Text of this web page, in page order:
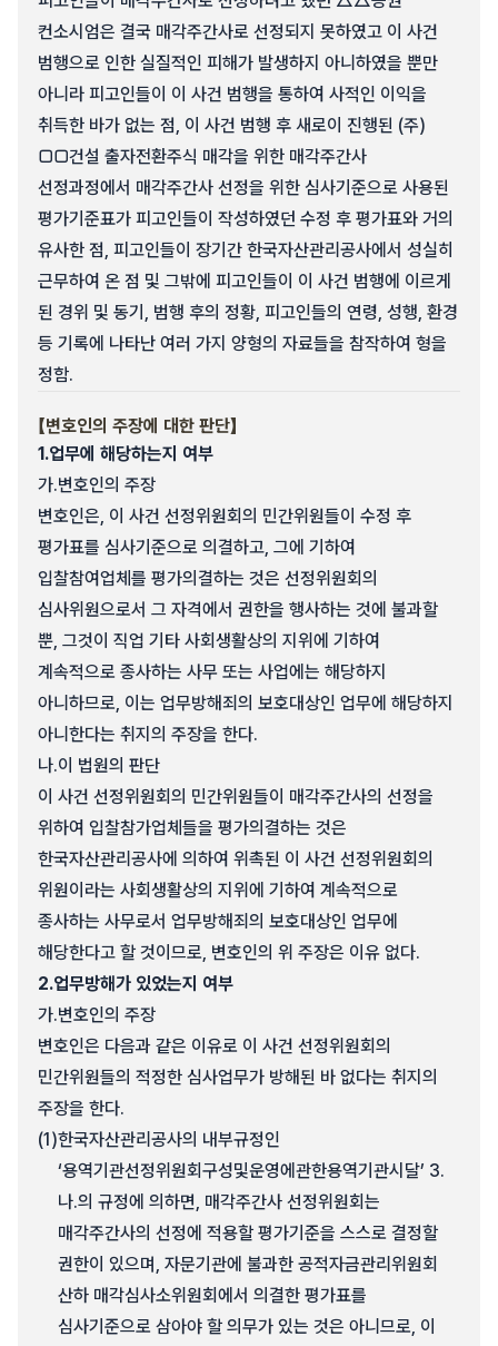
컨소시엄은 결국 매각주간사로 선정되지 못하였고 이 사건
범행으로 인한 실질적인 피해가 발생하지 아니하였을 뿐만
아니라 피고인들이 이 사건 범행을 통하여 사적인 이익을
취득한 바가 없는 점, 이 사건 범행 후 새로이 진행된 (주)
□□건설 출자전환주식 매각을 위한 매각주간사
선정과정에서 매각주간사 선정을 위한 심사기준으로 사용된
평가기준표가 피고인들이 작성하였던 수정 후 평가표와 거의
유사한 점, 피고인들이 장기간 한국자산관리공사에서 성실히
근무하여 온 점 및 그밖에 피고인들이 이 사건 범행에 이르게
된 경위 및 동기, 범행 후의 정황, 피고인들의 연령, 성행, 환경
등 기록에 나타난 여러 가지 양형의 자료들을 참작하여 형을
정함.
【변호인의 주장에 대한 판단】
1.업무에 해당하는지 여부
가.변호인의 주장
변호인은, 이 사건 선정위원회의 민간위원들이 수정 후
평가표를 심사기준으로 의결하고, 그에 기하여
입찰참여업체를 평가의결하는 것은 선정위원회의
심사위원으로서 그 자격에서 권한을 행사하는 것에 불과할
뿐, 그것이 직업 기타 사회생활상의 지위에 기하여
계속적으로 종사하는 사무 또는 사업에는 해당하지
아니하므로, 이는 업무방해죄의 보호대상인 업무에 해당하지
아니한다는 취지의 주장을 한다.
나.이 법원의 판단
이 사건 선정위원회의 민간위원들이 매각주간사의 선정을
위하여 입찰참가업체들을 평가의결하는 것은
한국자산관리공사에 의하여 위촉된 이 사건 선정위원회의
위원이라는 사회생활상의 지위에 기하여 계속적으로
종사하는 사무로서 업무방해죄의 보호대상인 업무에
해당한다고 할 것이므로, 변호인의 위 주장은 이유 없다.
2.업무방해가 있었는지 여부
가.변호인의 주장
변호인은 다음과 같은 이유로 이 사건 선정위원회의
민간위원들의 적정한 심사업무가 방해된 바 없다는 취지의
주장을 한다.
(1)한국자산관리공사의 내부규정인
‘용역기관선정위원회구성및운영에관한용역기관시달’ 3.
나.의 규정에 의하면, 매각주간사 선정위원회는
매각주간사의 선정에 적용할 평가기준을 스스로 결정할
권한이 있으며, 자문기관에 불과한 공적자금관리위원회
산하 매각심사소위원회에서 의결한 평가표를
심사기준으로 삼아야 할 의무가 있는 것은 아니므로, 이